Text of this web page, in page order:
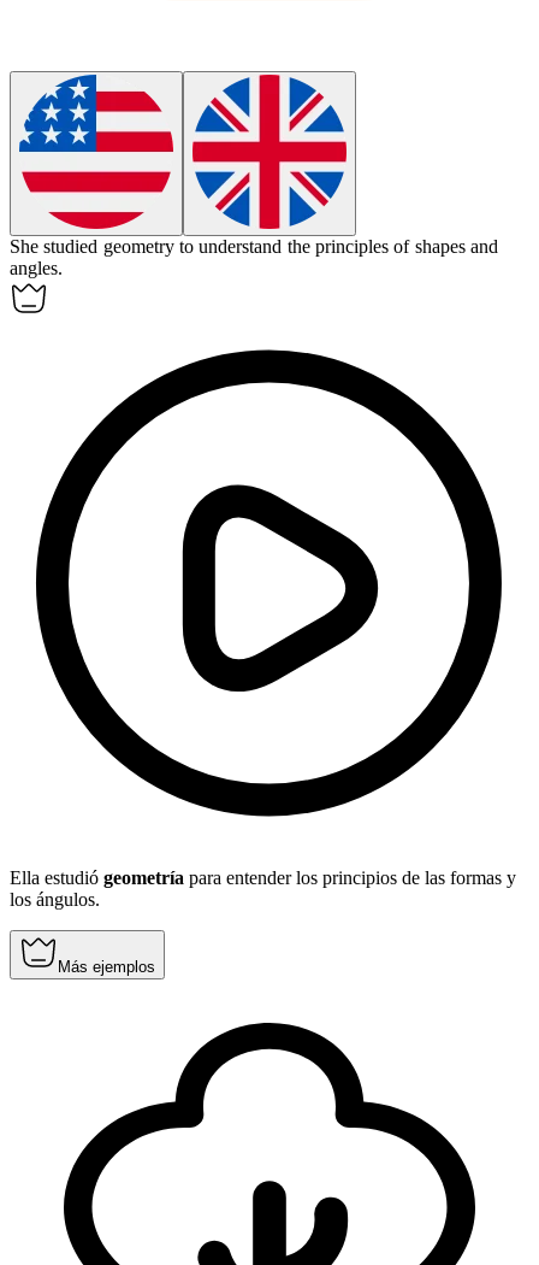
She studied geometry to understand the principles of shapes and
angles.
Ella estudió geometría para entender los principios de las formas y
los ángulos.
Más ejemplos